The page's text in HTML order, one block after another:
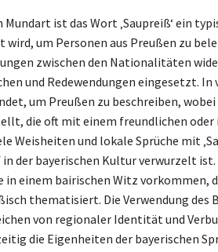
Mundart ist das Wort ‚Saupreiß‘ ein
wird, um Personen aus Preußen zu
zwischen den Nationalitäten
und Redewendungen eingesetzt.
um Preußen zu beschreiben,
die oft mit einem freundlichen
Weisheiten und lokale Sprüche mit
der bayerischen Kultur verwurzelt
in einem bairischen Witz vorkommen,
thematisiert. Die Verwendung
von regionaler Identität und
die Eigenheiten der bayerischen